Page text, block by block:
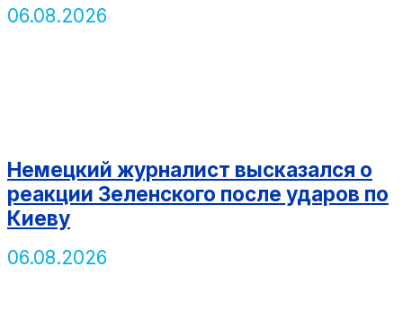
06.08.2026
Немецкий журналист высказался о
реакции Зеленского после ударов по
Киеву
06.08.2026